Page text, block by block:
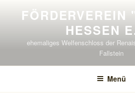
FÖRDERVEREIN
ESSEN
ehemaliges Welfenschloss der
Fallstein
Menü